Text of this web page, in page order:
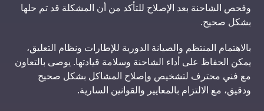
وفحص الشاحنة بعد الإصلاح للتأكد من أن المشكلة قد تم حلها
بشكل صحيح.
بالاهتمام المنتظم والصيانة الدورية للإطارات ونظام التعليق،
يمكن الحفاظ على أداء الشاحنة وسلامة قيادتها. يوصى بالتعاون
مع فني محترف لتشخيص وإصلاح المشاكل بشكل صحيح
ودقيق، مع الالتزام بالمعايير والقوانين السارية.